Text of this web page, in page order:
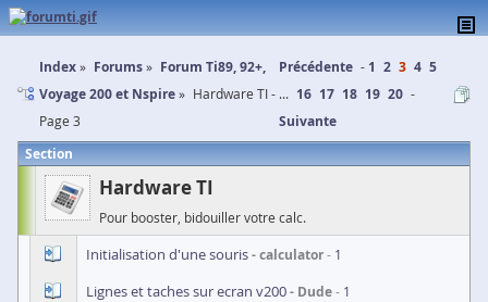
Index Forums
Forum Ti89, 92+,
Voyage 200 et Nspire
Hardware TI -
Page 3
Précédente 1 2 3 4 5
... 16 17 18 19 20
Suivante
Section
Hardware TI
Pour booster, bidouiller votre calc.
Initialisation d'une souris calculator 1
Lignes et taches sur ecran v200 Dude 1